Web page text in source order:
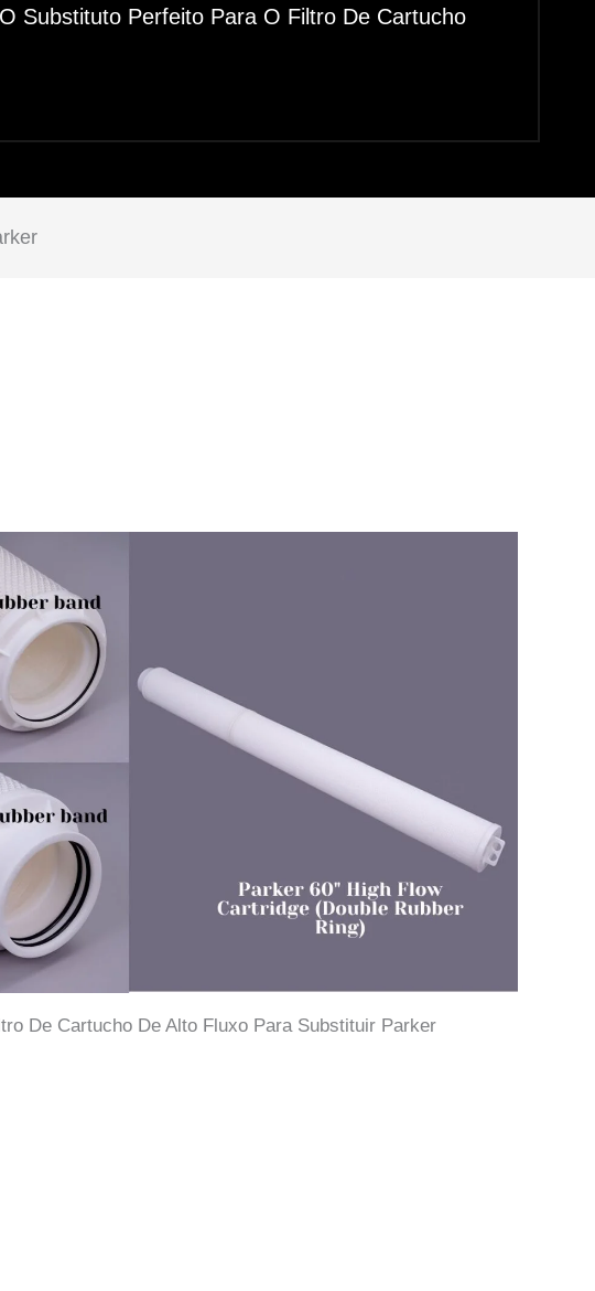
Substituto Perfeito Para O Filtro De Cartucho
De Cartucho De Alto Fluxo Para Substituir Parker